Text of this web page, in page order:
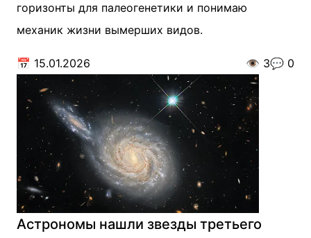
горизонты для палеогенетики и понимаю
механик жизни вымерших видов.
📅 15.01.2026 👁️ 3💬 0
Астрономы нашли звезды третьего